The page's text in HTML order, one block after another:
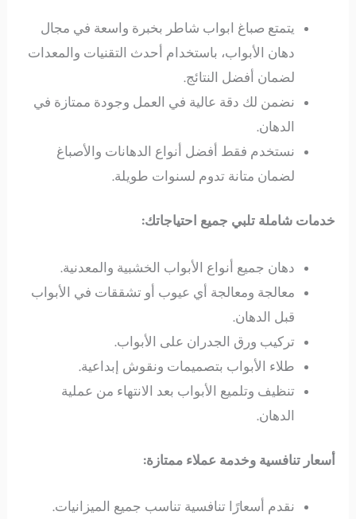
يتمتع صباغ ابواب شاطر بخبرة واسعة في مجال
دهان الأبواب، باستخدام أحدث التقنيات والمعدات
لضمان أفضل النتائج.
نضمن لك دقة عالية في العمل وجودة ممتازة في
الدهان.
نستخدم فقط أفضل أنواع الدهانات والأصباغ
لضمان متانة تدوم لسنوات طويلة.
خدمات شاملة تلبي جميع احتياجاتك:
دهان جميع أنواع الأبواب الخشبية والمعدنية.
معالجة ومعالجة أي عيوب أو تشققات في الأبواب
قبل الدهان.
تركيب ورق الجدران على الأبواب.
طلاء الأبواب بتصميمات ونقوش إبداعية.
تنظيف وتلميع الأبواب بعد الانتهاء من عملية
الدهان.
أسعار تنافسية وخدمة عملاء ممتازة:
نقدم أسعارًا تنافسية تناسب جميع الميزانيات.